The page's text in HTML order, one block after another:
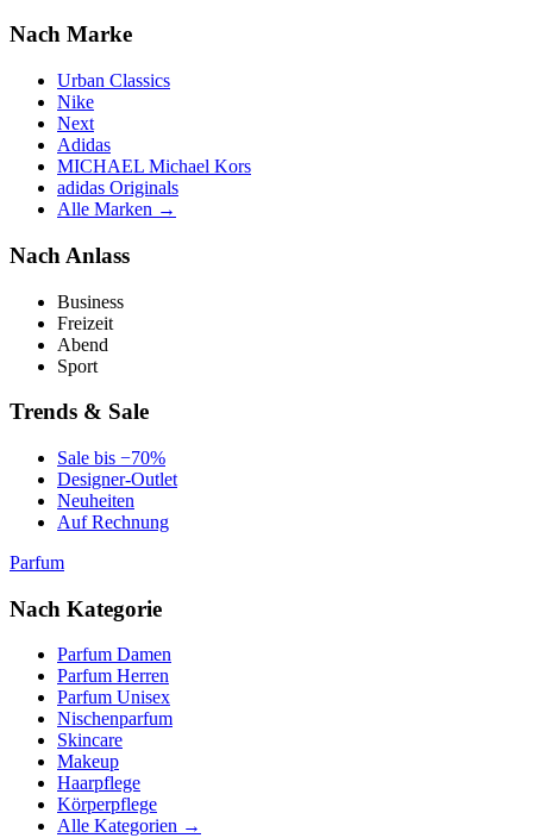
Nach Marke
Urban Classics
Nike
Next
Adidas
MICHAEL Michael Kors
adidas Originals
Alle Marken →
Nach Anlass
Business
Freizeit
Abend
Sport
Trends & Sale
Sale bis −70%
Designer-Outlet
Neuheiten
Auf Rechnung
Parfum
Nach Kategorie
Parfum Damen
Parfum Herren
Parfum Unisex
Nischenparfum
Skincare
Makeup
Haarpflege
Körperpflege
Alle Kategorien →